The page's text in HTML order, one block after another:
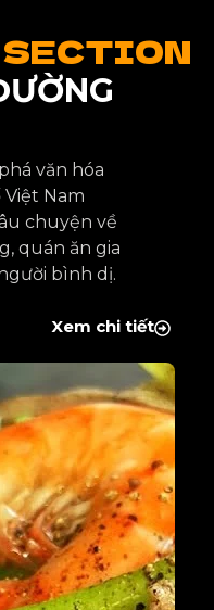
SECTION
văn hóa
Nam
chuyện về
quán ăn gia
bình dị.
Xem chi tiết